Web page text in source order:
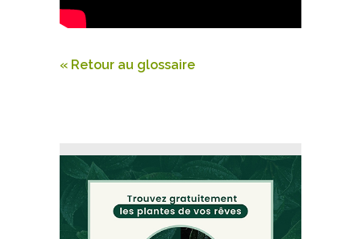
« Retour au glossaire